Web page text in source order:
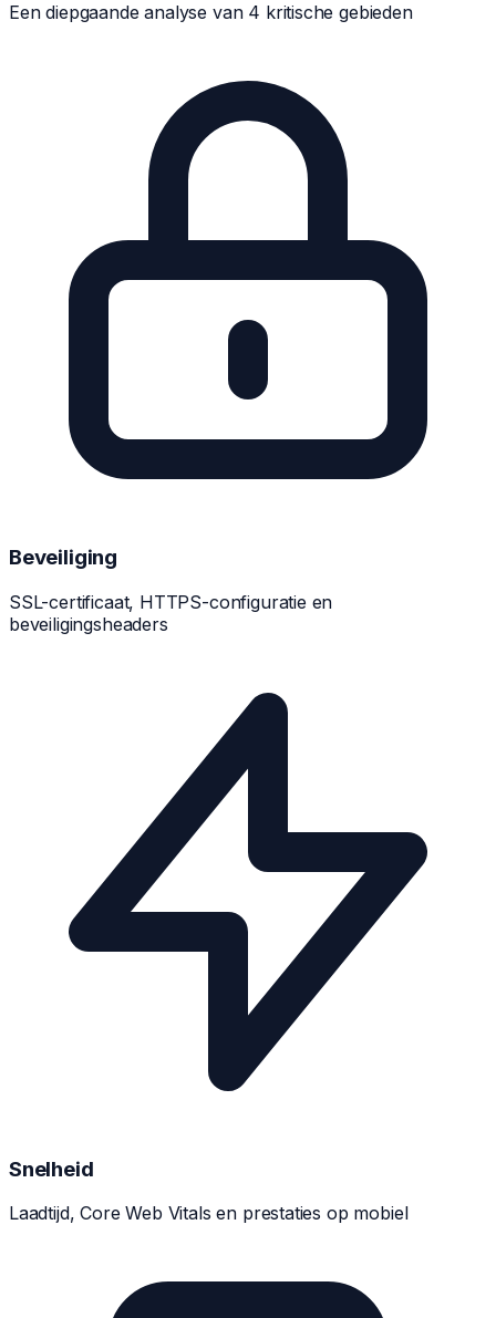
Een diepgaande analyse van 4 kritische gebieden
Beveiliging
SSL-certificaat, HTTPS-configuratie en
beveiligingsheaders
Snelheid
Laadtijd, Core Web Vitals en prestaties op mobiel